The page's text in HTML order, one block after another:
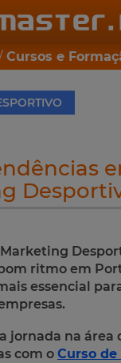
Cursos e
ritmo em
essencial
jornada na área
com o Curso